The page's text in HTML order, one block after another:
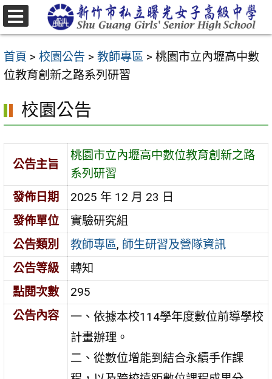
跳
至
要
內
區
首頁 > 校園公告 > 教師專區 > 桃園市立內壢高中數
位教育創新之路系列研習
校園公告
公告主旨
桃園市立內壢高中數位教育創新之路
系列研習
發佈日期
2025 年 12 月 23 日
發佈單位
實驗研究組
公告類別
教師專區, 師生研習及營隊資訊
公告等級
轉知
點閱次數
295
公告內容
一、依據本校114學年度數位前導學校
計畫辦理。
二、從數位增能到結合永續手作課
選
單